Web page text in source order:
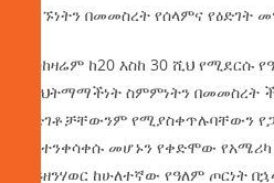
ግንኙነትን በመመስረት የሰላምና የዕድገት
እስከዛሬም ከ20 እስከ 30 ሺህ የሚደርሱ
የእህትማማችነት ስምምነትን በመመስረት
እድገቶቻቸውንም የሚያስቀጥሉባቸውን
እየተንቀሳቀሱ መሆኑን የቀድሞው
አይዘንሃወር ከሁለተኛው የዓለም ጦርነት